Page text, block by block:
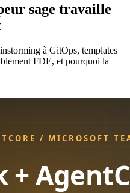
sage travaille
à GitOps, templates
FDE, et pourquoi la